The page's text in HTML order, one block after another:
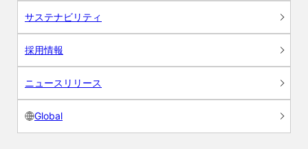
サステナビリティ
採用情報
ニュースリリース
Global